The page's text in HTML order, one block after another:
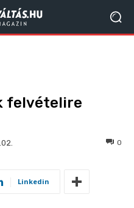
felvételire
0
Linkedin